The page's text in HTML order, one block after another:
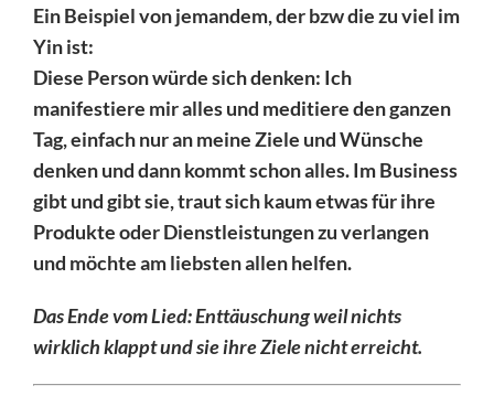
Ein Beispiel von jemandem, der bzw die zu viel im
Yin ist:
Diese Person würde sich denken: Ich
manifestiere mir alles und meditiere den ganzen
Tag, einfach nur an meine Ziele und Wünsche
denken und dann kommt schon alles. Im Business
gibt und gibt sie, traut sich kaum etwas für ihre
Produkte oder Dienstleistungen zu verlangen
und möchte am liebsten allen helfen.
Das Ende vom Lied: Enttäuschung weil nichts
wirklich klappt und sie ihre Ziele nicht erreicht.